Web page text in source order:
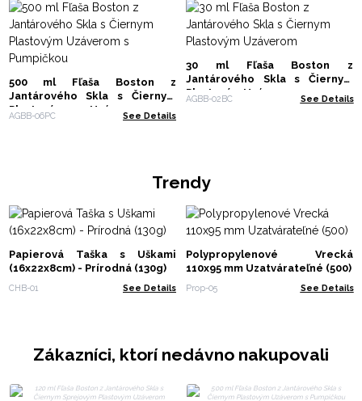
500 ml Fľaša Boston z
Jantárového Skla s Čiernym
Plastovým Uzáverom s
AGBB-06PC See Details
30 ml Fľaša Boston z
Jantárového Skla s Čiernym
Plastovým Uzáverom
AGBB-02BC See Details
Trendy
Papierová Taška s Uškami
(16x22x8cm) - Prírodná (130g)
CHB-01 See Details
Polypropylenové Vrecká
110x95 mm Uzatvárateľné (500)
Prop-05 See Details
Zákazníci, ktorí nedávno nakupovali